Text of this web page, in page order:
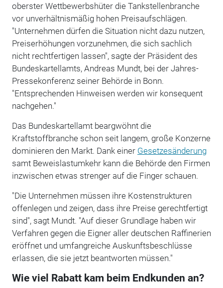
oberster Wettbewerbshüter die Tankstellenbranche
vor unverhältnismäßig hohen Preisaufschlägen.
"Unternehmen dürfen die Situation nicht dazu nutzen,
Preiserhöhungen vorzunehmen, die sich sachlich
nicht rechtfertigen lassen", sagte der Präsident des
Bundeskartellamts, Andreas Mundt, bei der Jahres-
Pressekonferenz seiner Behörde in Bonn.
"Entsprechenden Hinweisen werden wir konsequent
nachgehen."
Das Bundeskartellamt beargwöhnt die
Kraftstoffbranche schon seit langem, große Konzerne
dominieren den Markt. Dank einer Gesetzesänderung
samt Beweislastumkehr kann die Behörde den Firmen
inzwischen etwas strenger auf die Finger schauen.
"Die Unternehmen müssen ihre Kostenstrukturen
offenlegen und zeigen, dass ihre Preise gerechtfertigt
sind", sagt Mundt. "Auf dieser Grundlage haben wir
Verfahren gegen die Eigner aller deutschen Raffinerien
eröffnet und umfangreiche Auskunftsbeschlüsse
erlassen, die sie jetzt beantworten müssen."
Wie viel Rabatt kam beim Endkunden an?